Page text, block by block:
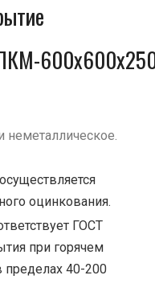
неметаллическое.
оцинкования.
ГОСТ
при горячем
пределах 40-200